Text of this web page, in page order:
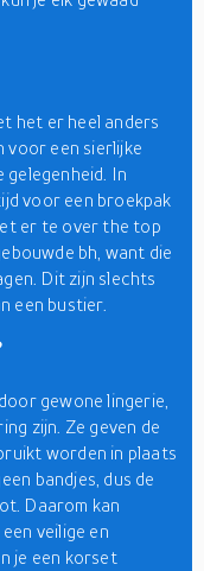
het er heel anders
voor een sierlijke
In
voor een broekpak
er te over the top
bh, want die
Dit zijn slechts
een bustier.
gewone lingerie,
zijn. Ze geven de
worden in plaats
bandjes, dus de
Daarom kan
veilige en
je een korset